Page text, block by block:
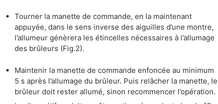
Tourner la manette de commande, en la maintenant
appuyée, dans le sens inverse des aiguilles d’une montre,
l’allumeur génèrera les étincelles nécessaires à l’allumage
des brûleurs (Fig.2).
Maintenir la manette de commande enfoncée au minimum
5 s après l’allumage du brûleur. Puis relâcher la manette, le
brûleur doit rester allumé, sinon recommencer l’opération.